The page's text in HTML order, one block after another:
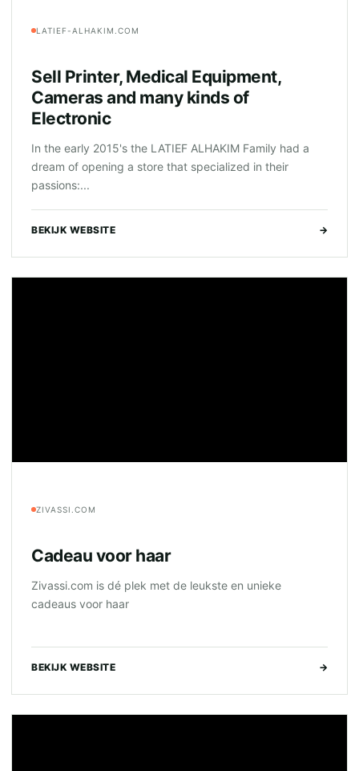
LATIEF-ALHAKIM.COM
Sell Printer, Medical Equipment,
Cameras and many kinds of
Electronic
In the early 2015's the LATIEF ALHAKIM Family had a
dream of opening a store that specialized in their
passions:...
BEKIJK WEBSITE →
ZIVASSI.COM
Cadeau voor haar
Zivassi.com is dé plek met de leukste en unieke
cadeaus voor haar
BEKIJK WEBSITE →